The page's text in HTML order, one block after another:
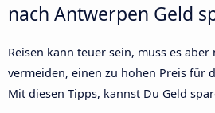
nach Antwerpen Geld
Reisen kann teuer sein, muss es
vermeiden, einen zu hohen Preis für
Mit diesen Tipps, kannst Du Geld